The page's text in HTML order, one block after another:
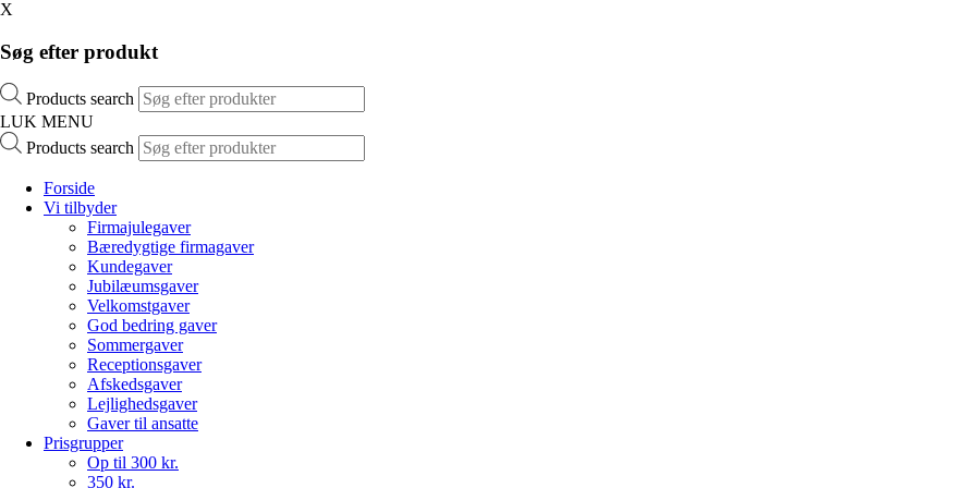
X
Søg efter produkt
Products search
LUK MENU
Products search
Forside
Vi tilbyder
Firmajulegaver
Bæredygtige firmagaver
Kundegaver
Jubilæumsgaver
Velkomstgaver
God bedring gaver
Sommergaver
Receptionsgaver
Afskedsgaver
Lejlighedsgaver
Gaver til ansatte
Prisgrupper
Op til 300 kr.
350 kr.